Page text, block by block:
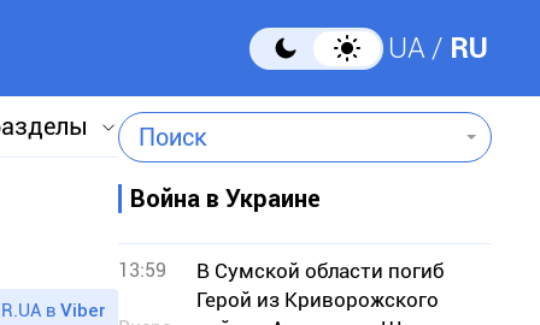
UA RU
Поиск
в Viber
Война в Украине
13:59
В Сумской области погиб
Герой из Криворожского